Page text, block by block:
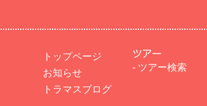
トップページ
お知らせ
トラマスブログ
ツアー
- ツアー検索